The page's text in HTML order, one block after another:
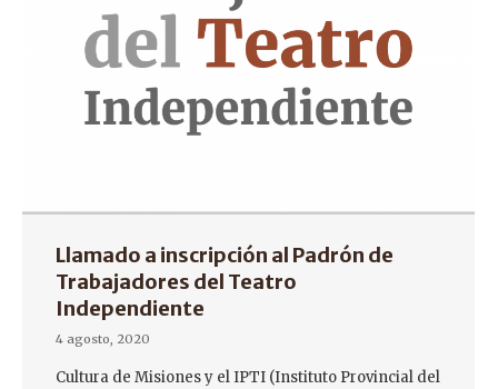
Llamado a inscripción al Padrón de
Trabajadores del Teatro
Independiente
4 agosto, 2020
Cultura de Misiones y el IPTI (Instituto Provincial del